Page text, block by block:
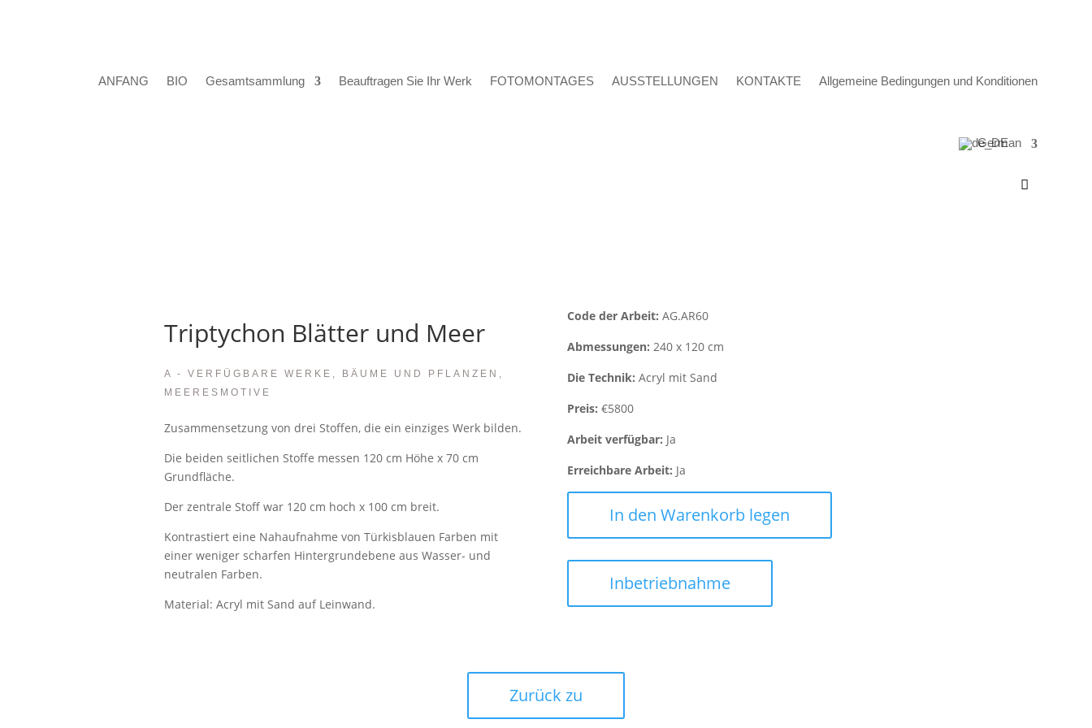
ANFANG BIO Gesamtsammlung Beauftragen Sie Ihr Werk FOTOMONTAGES AUSSTELLUNGEN KONTAKTE Allgemeine Bedingungen und Konditionen
German
Triptychon Blätter und Meer
A - VERFÜGBARE WERKE, BÄUME UND PFLANZEN,
MEERESMOTIVE
Zusammensetzung von drei Stoffen, die ein einziges Werk bilden.
Die beiden seitlichen Stoffe messen 120 cm Höhe x 70 cm
Grundfläche.
Der zentrale Stoff war 120 cm hoch x 100 cm breit.
Kontrastiert eine Nahaufnahme von Türkisblauen Farben mit
einer weniger scharfen Hintergrundebene aus Wasser- und
neutralen Farben.
Material: Acryl mit Sand auf Leinwand.
Code der Arbeit: AG.AR60
Abmessungen: 240 x 120 cm
Die Technik: Acryl mit Sand
Preis: €5800
Arbeit verfügbar: Ja
Erreichbare Arbeit: Ja
In den Warenkorb legen
Inbetriebnahme
Zurück zu